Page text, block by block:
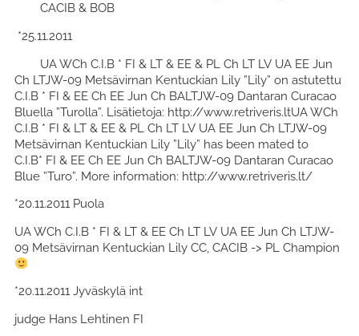
CACIB & BOB
*25.11.2011
UA WCh C.I.B * FI & LT & EE & PL Ch LT LV UA EE Jun
Ch LTJW-09 Metsävirnan Kentuckian Lily ”Lily” on astutettu
C.I.B * FI & EE Ch EE Jun Ch BALTJW-09 Dantaran Curacao
Bluella ”Turolla”. Lisätietoja: http://www.retriveris.ltUA WCh
C.I.B * FI & LT & EE & PL Ch LT LV UA EE Jun Ch LTJW-09
Metsävirnan Kentuckian Lily ”Lily” has been mated to
C.I.B* FI & EE Ch EE Jun Ch BALTJW-09 Dantaran Curacao
Blue ”Turo”. More information: http://www.retriveris.lt/
*20.11.2011 Puola
UA WCh C.I.B * FI & LT & EE Ch LT LV UA EE Jun Ch LTJW-
09 Metsävirnan Kentuckian Lily CC, CACIB -> PL Champion
*20.11.2011 Jyväskylä int
judge Hans Lehtinen FI